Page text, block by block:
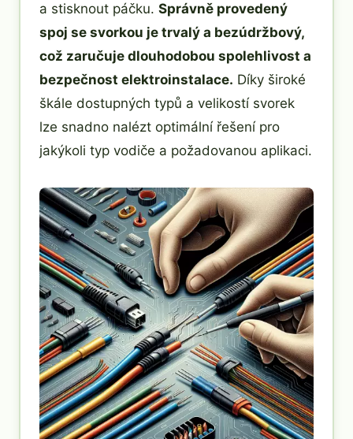
a stisknout páčku. Správně provedený
spoj se svorkou je trvalý a bezúdržbový,
což zaručuje dlouhodobou spolehlivost a
bezpečnost elektroinstalace. Díky široké
škále dostupných typů a velikostí svorek
lze snadno nalézt optimální řešení pro
jakýkoli typ vodiče a požadovanou aplikaci.